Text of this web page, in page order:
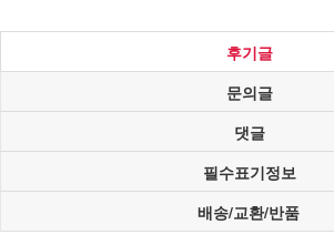
후기글
문의글
댓글
필수표기정보
배송/교환/반품